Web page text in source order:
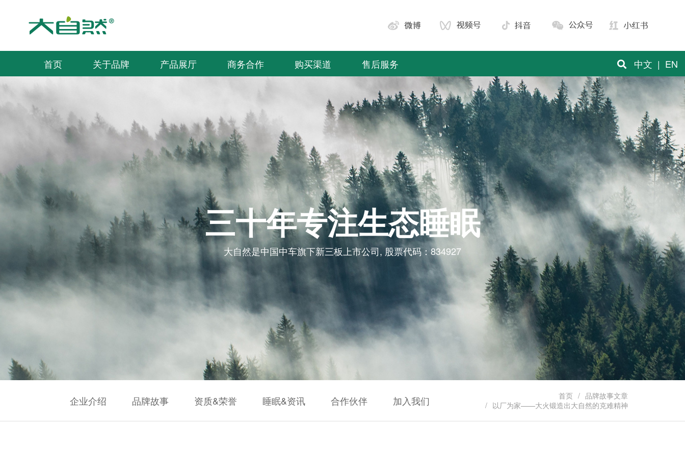
首页 关于品牌 产品展厅 商务合作 购买渠道 售后服务 中文 | EN
三十年专注生态睡眠
大自然是中国中车旗下新三板上市公司, 股票代码：834927
企业介绍 品牌故事 资质&荣誉 睡眠&资讯 合作伙伴 加入我们 首页
品牌故事文章
以厂为家——大火锻造出大自然的克难精神